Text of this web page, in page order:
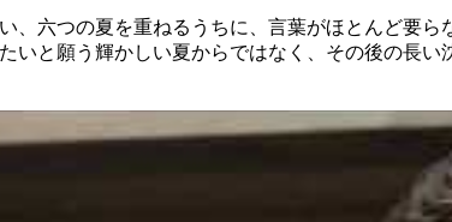
、六つの夏を重ねるうちに、言葉がほとんど要
いと願う輝かしい夏からではなく、その後の長